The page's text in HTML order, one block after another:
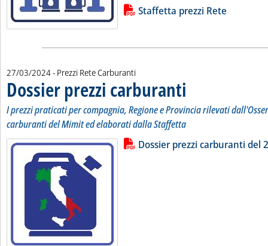
Lista allegati PDF alla notiziaStaffetta prezzi Rete
27/03/2024- Prezzi Rete Carburanti
Dossier prezzi carburanti
I prezzi praticati per compagnia, Regione e Provincia rilevati
carburanti del Mimit ed elaborati dalla Staffetta
Leggi tutta la notizia: 'Dossier
Lista allegati PDF alla notiziaDossier prezzi carburanti del